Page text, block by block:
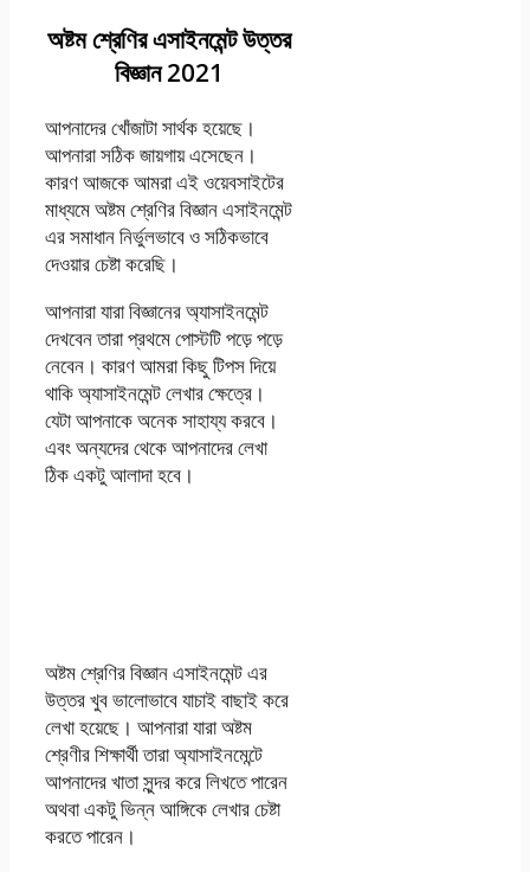
অষ্টম শ্রেণির এসাইনমেন্ট উত্তর
বিজ্ঞান 2021
আপনাদের খোঁজাটা সার্থক হয়েছে।
আপনারা সঠিক জায়গায় এসেছেন।
কারণ আজকে আমরা এই ওয়েবসাইটের
মাধ্যমে অষ্টম শ্রেণির বিজ্ঞান এসাইনমেন্ট
এর সমাধান নির্ভুলভাবে ও সঠিকভাবে
দেওয়ার চেষ্টা করেছি।
আপনারা যারা বিজ্ঞানের অ্যাসাইনমেন্ট
দেখবেন তারা প্রথমে পোস্টটি পড়ে পড়ে
নেবেন। কারণ আমরা কিছু টিপস দিয়ে
থাকি অ্যাসাইনমেন্ট লেখার ক্ষেত্রে।
যেটা আপনাকে অনেক সাহায্য করবে।
এবং অন্যদের থেকে আপনাদের লেখা
ঠিক একটু আলাদা হবে।
অষ্টম শ্রেণির বিজ্ঞান এসাইনমেন্ট এর
উত্তর খুব ভালোভাবে যাচাই বাছাই করে
লেখা হয়েছে। আপনারা যারা অষ্টম
শ্রেণীর শিক্ষার্থী তারা অ্যাসাইনমেন্টে
আপনাদের খাতা সুন্দর করে লিখতে পারেন
অথবা একটু ভিন্ন আঙ্গিকে লেখার চেষ্টা
করতে পারেন।